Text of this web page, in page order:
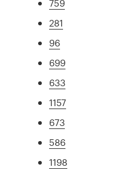
759
281
96
699
633
1157
673
586
1198